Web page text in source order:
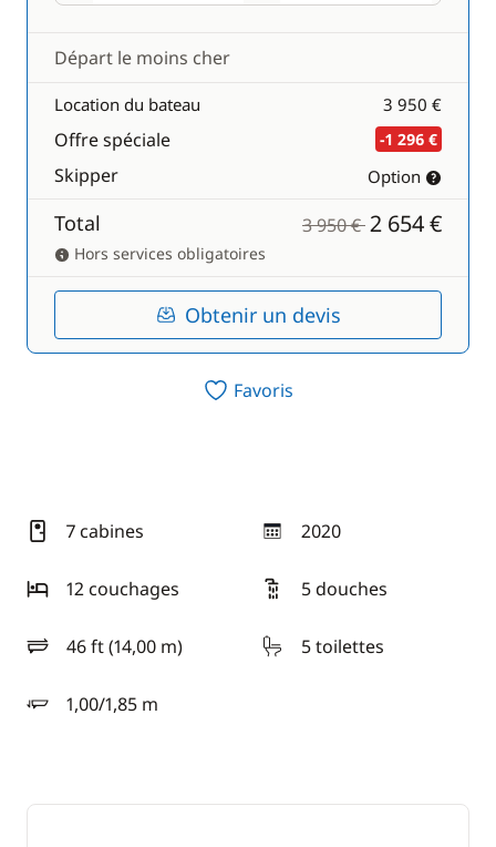
Départ le moins cher
Location du bateau 3 950 €
Offre spéciale -1 296 €
Skipper Option
Total 3 950 €2 654 €
Hors services obligatoires
Obtenir un devis
Favoris
7 cabines 2020
année
12 couchages
5 douches
46 ft (14,00 m)
longueur 5 toilettes
1,00/1,85 m
tirant d'eau